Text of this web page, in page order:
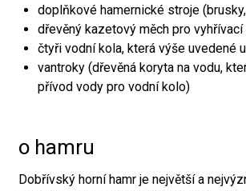
doplňkové hamernické stroje
dřevěný kazetový měch pro vyhřívací
čtyři vodní kola, která výše uvedené
vantroky (dřevěná koryta na vodu,
přívod vody pro vodní kolo)
o hamru
Dobřívský horní hamr je největší a